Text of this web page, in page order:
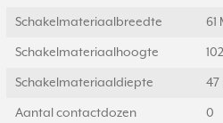
Schakelmateriaalbreedte 61
Schakelmateriaalhoogte
Schakelmateriaaldiepte 47
Aantal contactdozen
0